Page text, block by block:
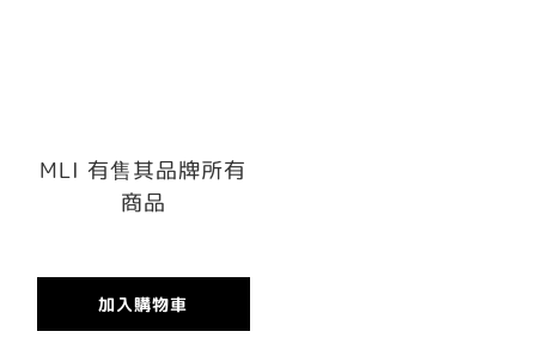
MLI 有售其品牌所有
商品
加入購物車